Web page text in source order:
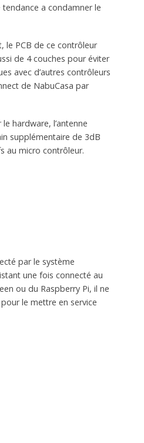
a condamner le
le PCB de ce contrôleur
de 4 couches pour éviter
avec d’autres contrôleurs
de NabuCasa par
hardware, l’antenne
supplémentaire de 3dB
au micro contrôleur.
par le système
une fois connecté au
ou du Raspberry Pi, il ne
le mettre en service